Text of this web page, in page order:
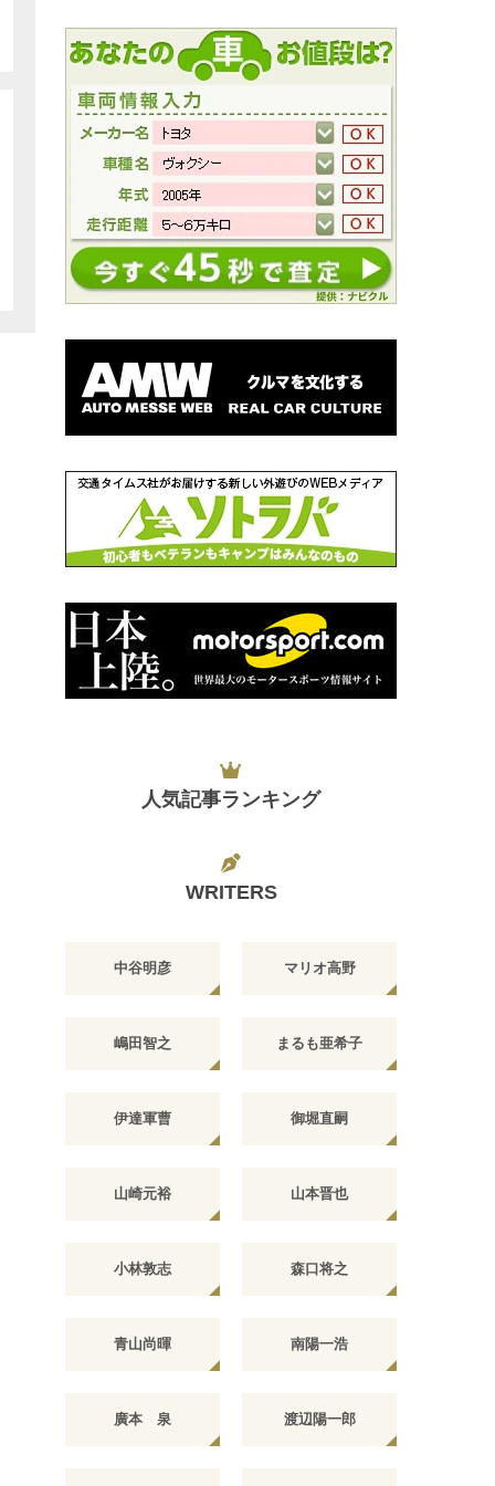
人気記事ランキング
WRITERS
中谷明彦 マリオ高野
嶋田智之 まるも亜希子
伊達軍曹 御堀直嗣
山崎元裕 山本晋也
小林敦志 森口将之
青山尚暉 南陽一浩
廣本 泉 渡辺陽一郎